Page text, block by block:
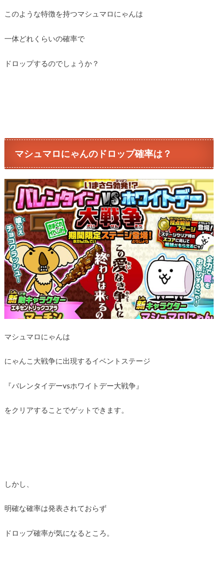
このような特徴を持つマシュマロにゃんは
一体どれくらいの確率で
ドロップするのでしょうか？
マシュマロにゃんのドロップ確率は？
マシュマロにゃんは
にゃんこ大戦争に出現するイベントステージ
『バレンタイデーvsホワイトデー大戦争』
をクリアすることでゲットできます。
しかし、
明確な確率は発表されておらず
ドロップ確率が気になるところ。